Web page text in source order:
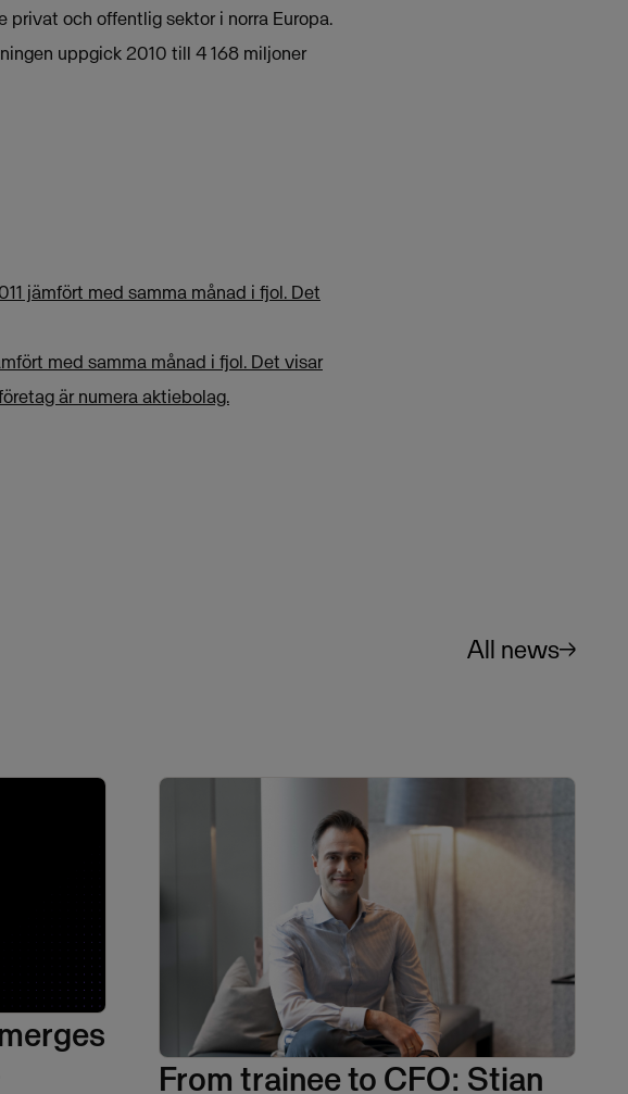
och offentlig sektor i norra Europa.
uppgick 2010 till 4 168 miljoner
jämfört med samma månad i fjol. Det
med samma månad i fjol. Det visar
är numera aktiebolag.
All news
From trainee to CFO: Stian